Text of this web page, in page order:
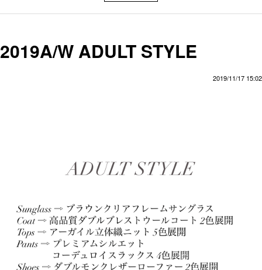
2019A/W ADULT STYLE
2019/11/17 15:02